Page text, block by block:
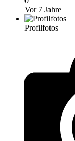
Vor 7 Jahre
Profilfotos